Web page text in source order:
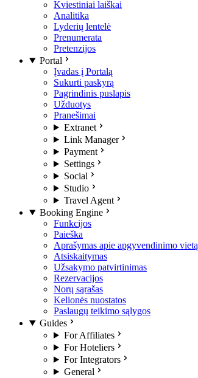
Kviestiniai laiškai
Analitika
Lyderių lentelė
Prenumerata
Pretenzijos
Portal
Įvadas į Portalą
Sukurti paskyrą
Pagrindinis puslapis
Užduotys
Pranešimai
Extranet
Link Manager
Payment
Settings
Social
Studio
Travel Agent
Booking Engine
Funkcijos
Paieška
Aprašymas apie apgyvendinimo vietą
Atsiskaitymas
Užsakymo patvirtinimas
Rezervacijos
Norų sąrašas
Kelionės nuostatos
Paslaugų teikimo sąlygos
Guides
For Affiliates
For Hoteliers
For Integrators
General